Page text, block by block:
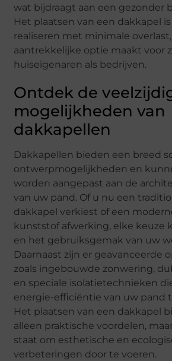
wat bijdraagt aan een gezonder
Het plaatsen van een dakkapel
realiseren met minimale
aantrekkelijke optie maakt voor
huiseigenaren als bedrijven.
Ontdek de
mogelijkheden van
dakkapellen
Dakkapellen bieden een breed
ontwerpmogelijkheden en
worden aangepast aan de
van uw pand. Of u nu een
dakkapel verkiest of een
kunststof afwerking, elke keuze
en het gebruiksgemak van uw
Daarnaast zijn er geavanceerde
zoals ingebouwde zonwering,
en speciale isolatietechnieken
energie-efficiëntie van uw pand
Het plaatsen van een dakkapel
alleen praktische voordelen,
staat om esthetische en
verbeteringen door te voeren.